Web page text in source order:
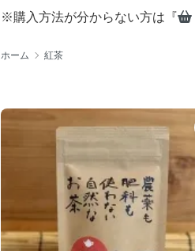
※購入方法が分からない方は『
ホーム 紅茶